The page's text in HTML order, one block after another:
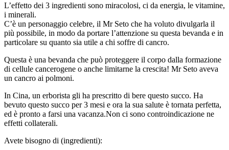
L’effetto dei 3 ingredienti sono miracolosi, ci da energia, le vitamine,
i minerali.
C’è un personaggio celebre, il Mr Seto che ha voluto divulgarla il
più possibile, in modo da portare l’attenzione su questa bevanda e in
particolare su quanto sia utile a chi soffre di cancro.
Questa è una bevanda che può proteggere il corpo dalla formazione
di cellule cancerogene o anche limitarne la crescita! Mr Seto aveva
un cancro ai polmoni.
In Cina, un erborista gli ha prescritto di bere questo succo. Ha
bevuto questo succo per 3 mesi e ora la sua salute è tornata perfetta,
ed è pronto a farsi una vacanza.Non ci sono controindicazione ne
effetti collaterali.
Avete bisogno di (ingredienti):